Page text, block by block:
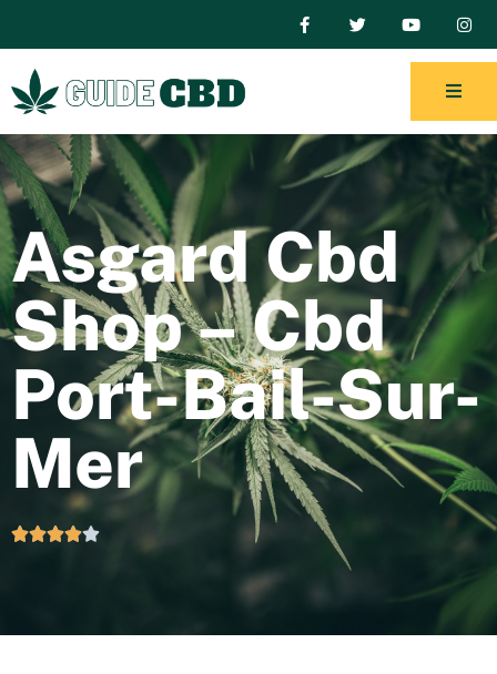
Asgard Cbd
Shop – Cbd
Port-Bail-Sur-
Mer
